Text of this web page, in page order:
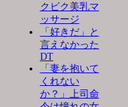
クビク美乳マ
ッサージ
「好きだ」と
言えなかった
DT
「妻を抱いて
くれない
か？」上司命